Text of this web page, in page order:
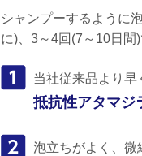
シャンプーするように
に)、3～4回(7～10日間
当社従来品より早
抵抗性アタマジ
泡立ちがよく、微